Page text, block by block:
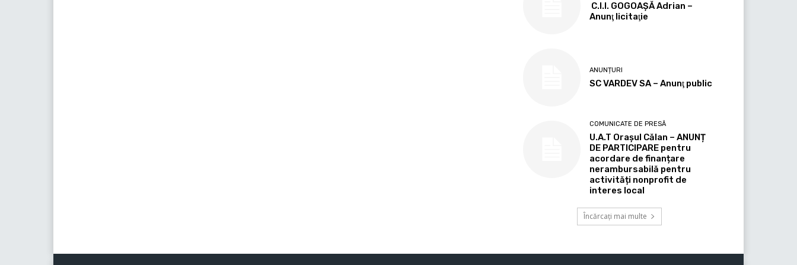
C.I.I. GOGOAŞĂ Adrian –
Anunţ licitaţie
ANUNȚURI
SC VARDEV SA – Anunţ public
COMUNICATE DE PRESĂ
U.A.T Orașul Călan – ANUNȚ
DE PARTICIPARE pentru
acordare de finanțare
nerambursabilă pentru
activități nonprofit de
interes local
Încărcați mai multe